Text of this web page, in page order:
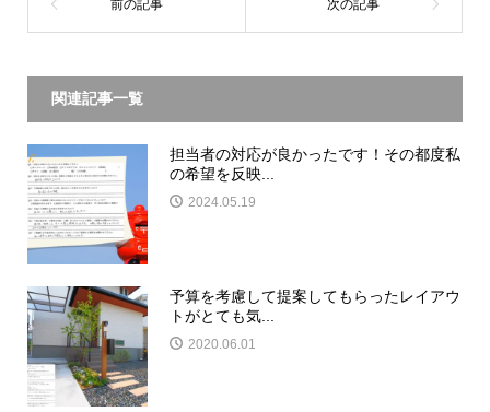
関連記事一覧
担当者の対応が良かったです！その都度私
の希望を反映...
2024.05.19
予算を考慮して提案してもらったレイアウ
トがとても気...
2020.06.01